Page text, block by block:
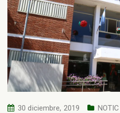
30 diciembre, 2019